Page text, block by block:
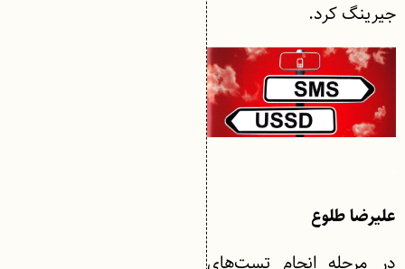
جیرینگ کرد.
علیرضا طلوع